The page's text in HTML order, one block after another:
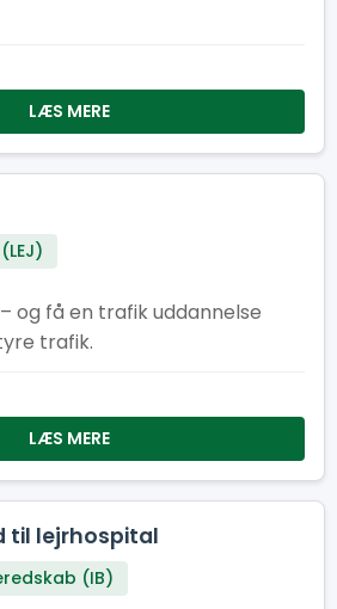
LÆS MERE
og få en trafik uddannelse
trafik.
LÆS MERE
til lejrhospital
(IB)